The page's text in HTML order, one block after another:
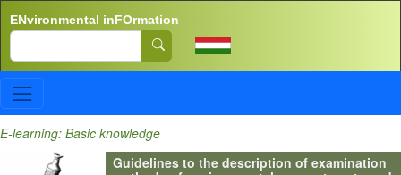
ENvironmental inFOrmation
Search
E-learning: Basic knowledge
Guidelines to the description of examination